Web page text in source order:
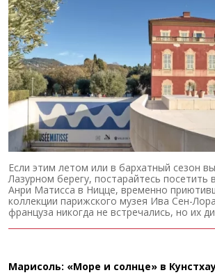
Если этим летом или в бархатный сезон
Лазурном берегу, постарайтесь посетить
Анри Матисса в Ницце, временно
коллекции парижского музея Ива Сен-
француза никогда не встречались, но их
Марисоль: «Море и солнце» в